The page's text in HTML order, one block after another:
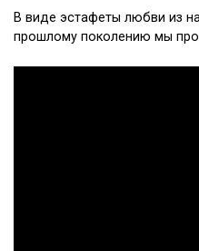
В виде эстафеты любви из
прошлому поколению мы